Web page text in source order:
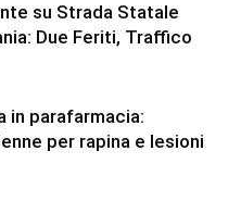
su Strada Statale
Due Feriti, Traffico
in parafarmacia:
per rapina e lesioni